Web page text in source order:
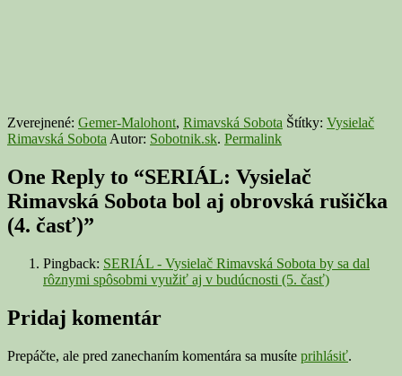
Zverejnené: Gemer-Malohont, Rimavská Sobota Štítky: Vysielač
Rimavská Sobota Autor: Sobotnik.sk. Permalink
One Reply to “SERIÁL: Vysielač
Rimavská Sobota bol aj obrovská rušička
(4. časť)”
Pingback: SERIÁL - Vysielač Rimavská Sobota by sa dal
rôznymi spôsobmi využiť aj v budúcnosti (5. časť)
Pridaj komentár
Prepáčte, ale pred zanechaním komentára sa musíte prihlásiť.